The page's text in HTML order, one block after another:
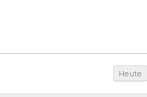
Heute